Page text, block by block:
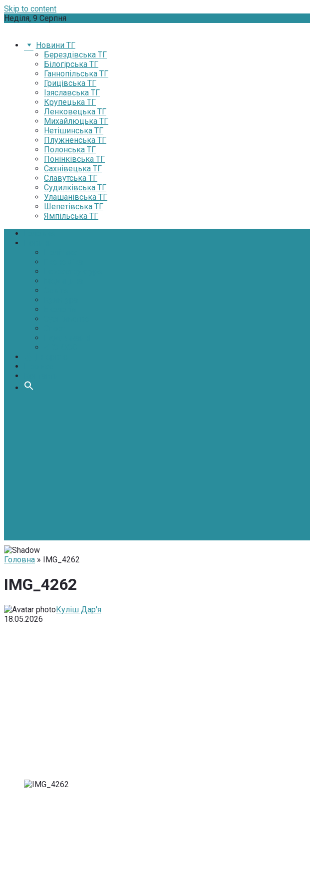
Skip to content
Неділя, 9 Серпня
Новини ТГ
Берездівська ТГ
Білогірська ТГ
Ганнопільська ТГ
Грицівська ТГ
Ізяславська ТГ
Крупецька ТГ
Ленковецька ТГ
Михайлюцька ТГ
Нетішинська ТГ
Плужненська ТГ
Полонська ТГ
Понінківська ТГ
Сахнівецька ТГ
Славутська ТГ
Судилківська ТГ
Улашанівська ТГ
Шепетівська ТГ
Ямпільська ТГ
Головна » IMG_4262
IMG_4262
Куліш Дар'я
18.05.2026